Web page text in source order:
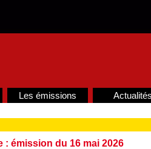
Les émissions Actualités
: émission du 16 mai 2026